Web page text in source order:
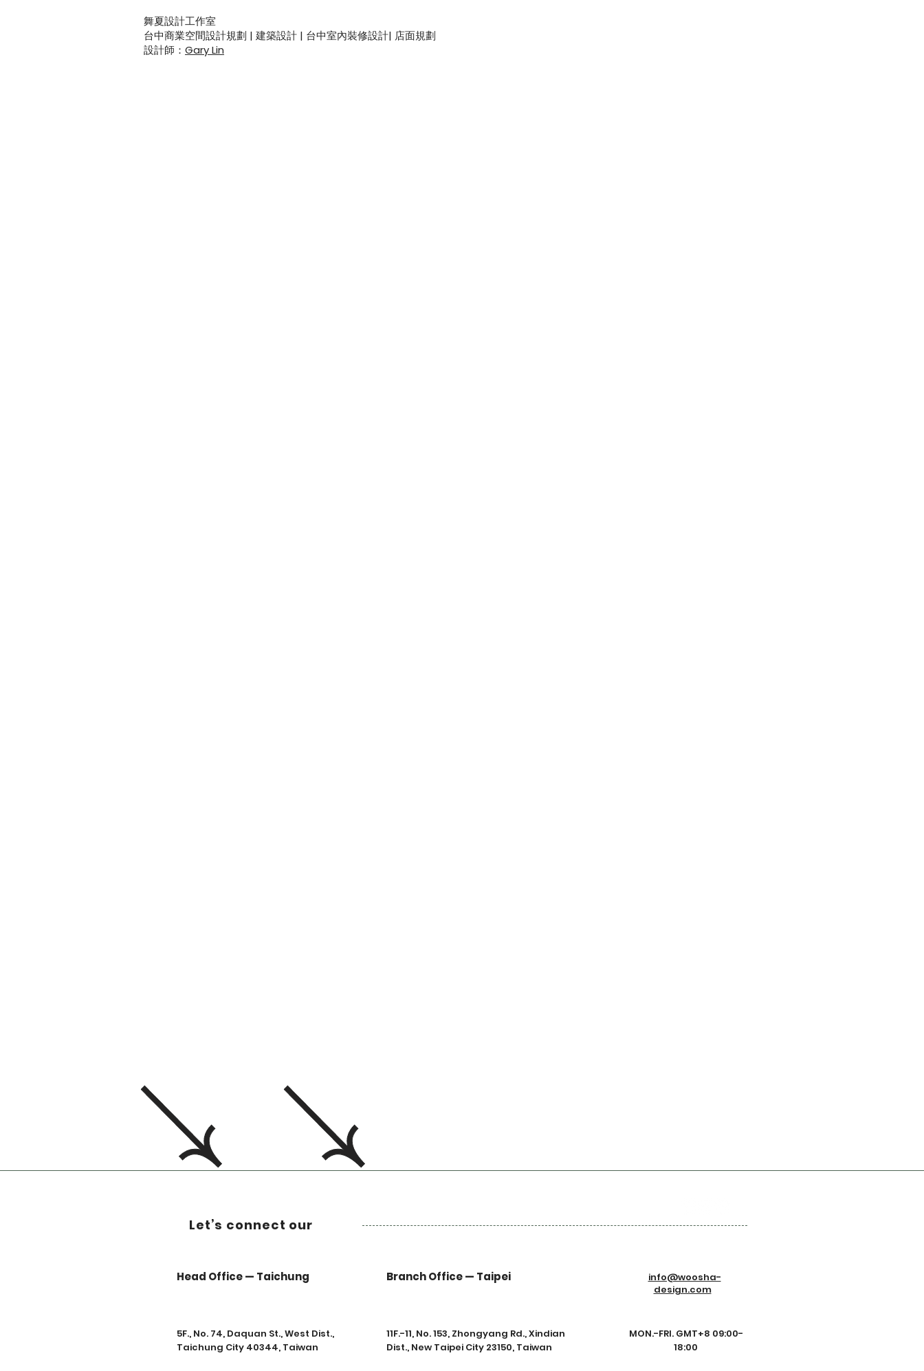
舞夏設計工作室
台中商業空間設計規劃 | 建築設計 | 台中室內裝修設計| 店面規劃
設計師： Gary Lin
Let’s connect our
Head Office — Taichung
5F., No. 74, Daquan St., West Dist.,
Taichung City 40344, Taiwan
Branch Office — Taipei
11F.-11, No. 153, Zhongyang Rd., Xindian
Dist., New Taipei City 23150, Taiwan
info@woosha-
design.com
MON.-FRI. GMT+8 09:00-
18:00